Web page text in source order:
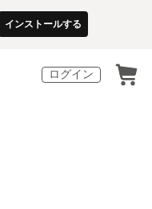
インストールする
ログイン